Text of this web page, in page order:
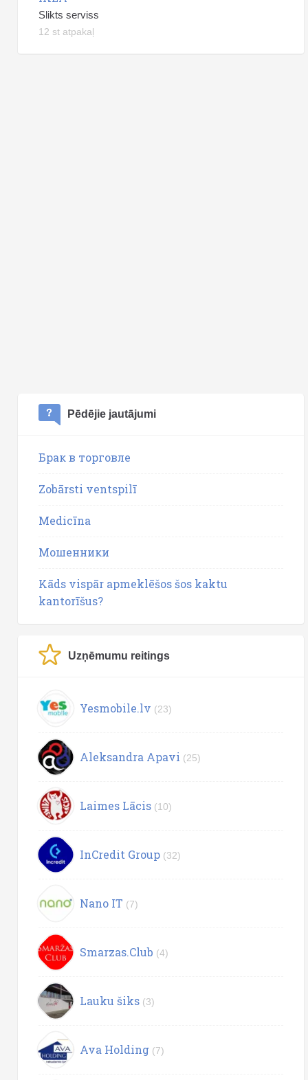
Slikts serviss
12 st atpakaļ
Pēdējie jautājumi
Брак в торговле
Zobārsti ventspilī
Medicīna
Мошенники
Kāds vispār apmeklēšos šos kaktu
kantorīšus?
Uzņēmumu reitings
Yesmobile.lv (23)
Aleksandra Apavi (25)
Laimes Lācis (10)
InCredit Group (32)
Nano IT (7)
Smarzas.Club (4)
Lauku šiks (3)
Ava Holding (7)